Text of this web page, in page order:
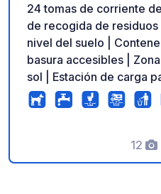
24 tomas de corriente
de recogida de residuos
nivel del suelo |
basura accesibles |
sol | Estación de carga
eléctricos | Pago con
en la máquina o
plácidamente en un
pero a la vez cerca de
12
Fotos